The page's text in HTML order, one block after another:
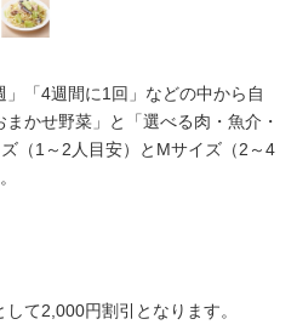
「4週間に1回」などの中から自
かせ野菜」と「選べる肉・魚介・
（1～2人目安）とMサイズ（2～4
て2,000円割引となります。